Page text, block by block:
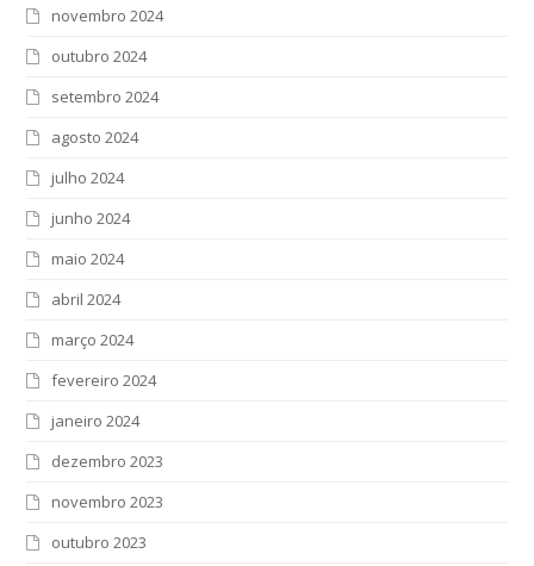
novembro 2024
outubro 2024
setembro 2024
agosto 2024
julho 2024
junho 2024
maio 2024
abril 2024
março 2024
fevereiro 2024
janeiro 2024
dezembro 2023
novembro 2023
outubro 2023